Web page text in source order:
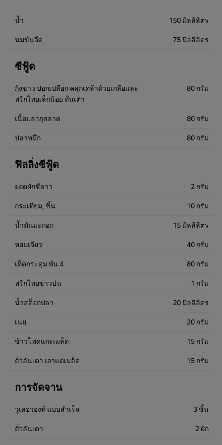
น้ำ 150 มิลลิลิตร
นมข้นจืด 75 มิลลิลิตร
ซีฟู้ด
กุ้งขาว ปอกเปลือก คลุกเคล้าด้วยเกลือและ
พริกไทยเล็กน้อย หั่นเต๋า
80 กรัม
เนื้อปลากุสลาด 80 กรัม
ปลาหมึก 80 กรัม
ฟิลลิ่งซีฟู้ด
ยอดผักชีลาว 2 กรัม
กระเทียม, ชิ้น 10 กรัม
น้ำมันมะกอก 15 มิลลิลิตร
หอมเจียว 40 กรัม
เห็ดกระดุม หั่น 4 80 กรัม
พริกไทยขาวป่น 1 กรัม
น้ำสต็อกปลา 20 มิลลิลิตร
เนย 20 กรัม
ข้าวโพดแกะเมล็ด 15 กรัม
ถั่วลันเตา เอาแต่เมล็ด 15 กรัม
การจัดจาน
วูเลอวองท์ แบบสำเร็จ 3 ชิ้น
ถั่วลันเตา 2 ฝัก